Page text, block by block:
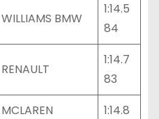
WILLIAMS BMW
1:14.5
84
RENAULT
1:14.7
83
MCLAREN
1:14.8